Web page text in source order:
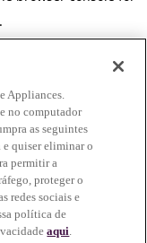
.
Appliances.
no computador
as seguintes
e quiser eliminar o
permitir a
proteger o
redes sociais e
política de
aqui.